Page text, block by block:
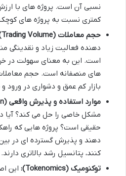
نسبی آن است. پروژه های با ارزش
کمتری نسبت به پروژه های کوچک
حجم معاملات (Trading Volume):
دهنده فعالیت زیاد و نقدینگی
است. این به معنای سهولت در
های منصفانه است. حجم معاملات
بازار کم عمق و دشواری در ورود
موارد استفاده و پذیرش واقعی (Utility & Adoption):
مشکل خاصی را حل می کند؟ آیا
حقیقی است؟ پروژه هایی که
دهند و پذیرش گسترده ای در
کنند، پتانسیل رشد بالاتری دارند.
توکنومیک (Tokenomics):
این